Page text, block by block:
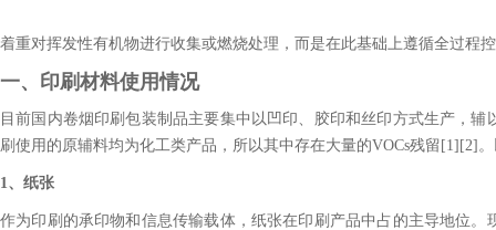
着重对挥发性有机物进行收集或燃烧处理，而是在此基础上遵循全过程
一、印刷材料使用情况
目前国内卷烟印刷包装制品主要集中以凹印、胶印和丝印方式生产，
刷使用的原辅料均为化工类产品，所以其中存在大量的VOCs残留[1][2]
1、纸张
作为印刷的承印物和信息传输载体，纸张在印刷产品中占的主导地位